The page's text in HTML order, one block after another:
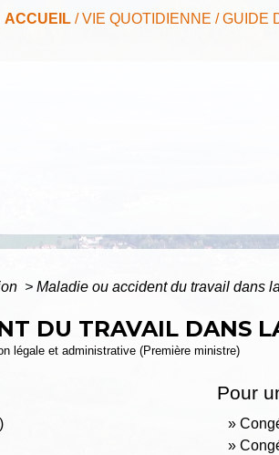
ACCUEIL/VIE QUOTIDIENNE /GUIDE
> Maladie ou accident du travail dans
DU TRAVAIL DANS
légale et administrative (Première ministre)
Pour